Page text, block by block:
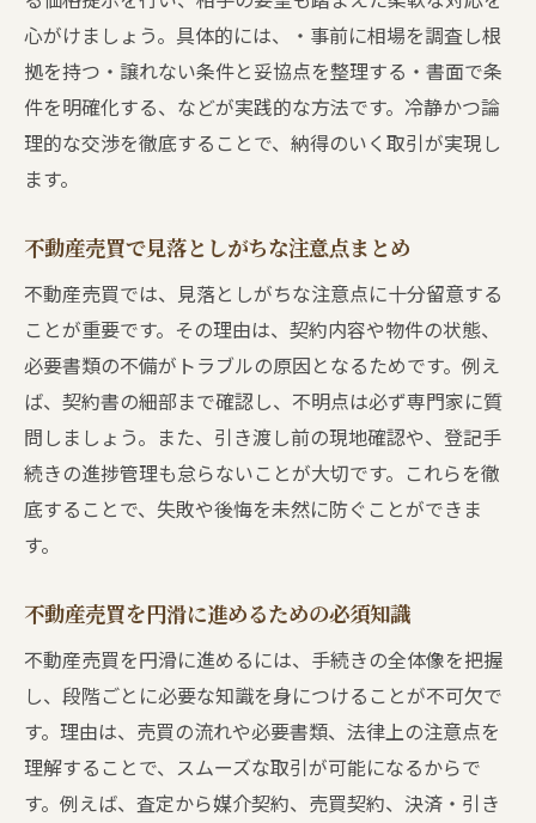
心がけましょう。具体的には、・事前に相場を調査し根
拠を持つ・譲れない条件と妥協点を整理する・書面で条
件を明確化する、などが実践的な方法です。冷静かつ論
理的な交渉を徹底することで、納得のいく取引が実現し
ます。
不動産売買で見落としがちな注意点まとめ
不動産売買では、見落としがちな注意点に十分留意する
ことが重要です。その理由は、契約内容や物件の状態、
必要書類の不備がトラブルの原因となるためです。例え
ば、契約書の細部まで確認し、不明点は必ず専門家に質
問しましょう。また、引き渡し前の現地確認や、登記手
続きの進捗管理も怠らないことが大切です。これらを徹
底することで、失敗や後悔を未然に防ぐことができま
す。
不動産売買を円滑に進めるための必須知識
不動産売買を円滑に進めるには、手続きの全体像を把握
し、段階ごとに必要な知識を身につけることが不可欠で
す。理由は、売買の流れや必要書類、法律上の注意点を
理解することで、スムーズな取引が可能になるからで
す。例えば、査定から媒介契約、売買契約、決済・引き